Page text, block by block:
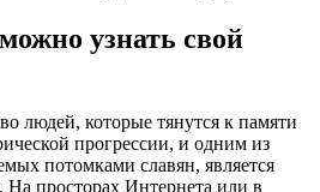
узнать свой
людей, которые тянутся к памяти
прогрессии, и одним из
потомками славян, является
На просторах Интернета или в